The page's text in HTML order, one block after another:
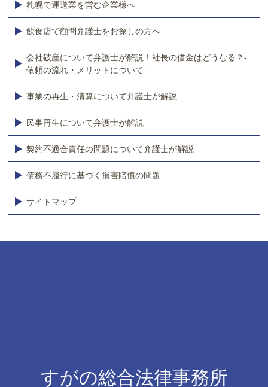
札幌で運送業を営む企業様へ
飲食店で顧問弁護士をお探しの方へ
会社破産について弁護士が解説！社長の借金はどうなる？-
依頼の流れ・メリットについて-
事業の再生・清算について弁護士が解説
民事再生について弁護士が解説
契約不適合責任の問題について弁護士が解説
債務不履行に基づく損害賠償の問題
サイトマップ
すがの総合法律事務所